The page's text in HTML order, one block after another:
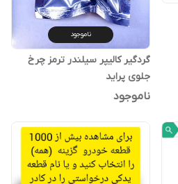
ناموجود
گردگیر کالیپر سیلندر ترمز چرخ
جلوی پراید
ناموجود